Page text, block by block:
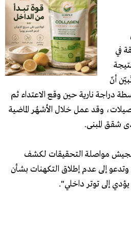
في
أنّ
دراجة نارية حين وقع الاعتداء ثم
وقد عمل خلال الأشهُر الماضية
شقق المبنى.
مواصلة التحقيقات لكشف
وتدعو إلى عدم إطلاق التكهنات بشأن
إلى توتر داخلي".